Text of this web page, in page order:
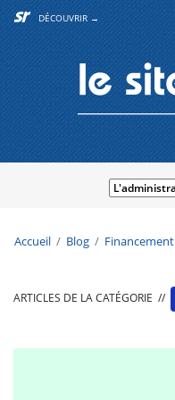
DÉCOUVRIR →
Accueil Blog Financement
ARTICLES DE LA CATÉGORIE //